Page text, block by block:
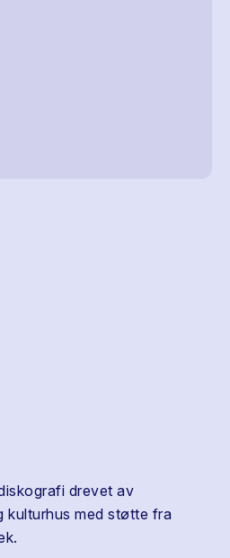
drevet av
kulturhus med støtte fra